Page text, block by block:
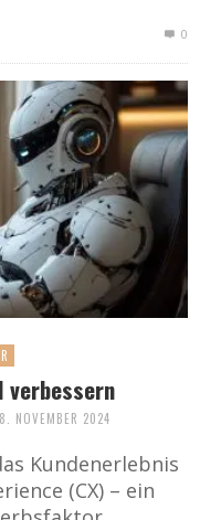
0
verbessern
NOVEMBER 2024
Kundenerlebnis
(CX) – ein